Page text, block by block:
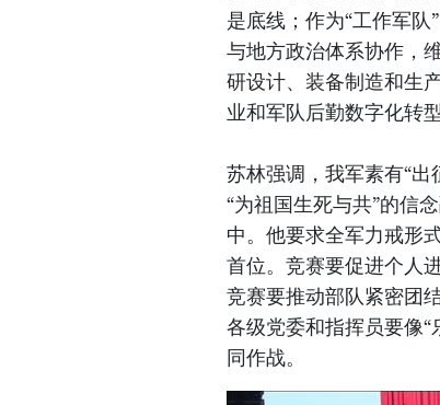
是底线；作为“工作军
与地方政治体系协作，
研设计、装备制造和生
业和军队后勤数字化转型
苏林强调，我军素有“
“为祖国生死与共”的信
中。他要求全军力戒形
首位。竞赛要促进个人
竞赛要推动部队紧密团
各级党委和指挥员要像“
同作战。